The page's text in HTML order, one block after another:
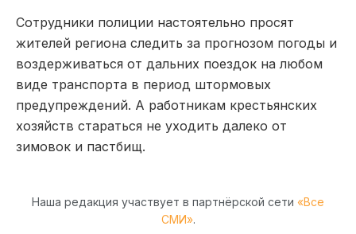
Сотрудники полиции настоятельно просят
жителей региона следить за прогнозом погоды и
воздерживаться от дальних поездок на любом
виде транспорта в период штормовых
предупреждений. А работникам крестьянских
хозяйств стараться не уходить далеко от
зимовок и пастбищ.
Наша редакция участвует в партнёрской сети «Все
СМИ».